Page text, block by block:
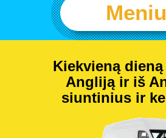
Meniu
Kiekvieną dieną
Angliją ir iš
siuntinius ir